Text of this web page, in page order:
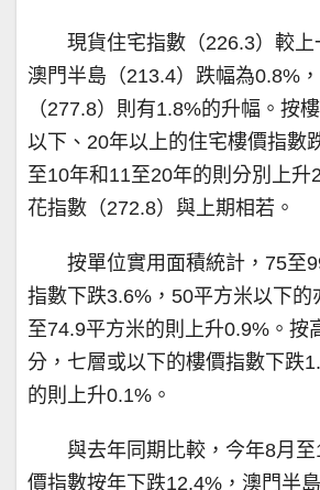
現貨住宅指數（226.3）較上
澳門半島（213.4）跌幅為0.8%
（277.8）則有1.8%的升幅。按
以下、20年以上的住宅樓價指數
至10年和11至20年的則分別上升
花指數（272.8）與上期相若。
按單位實用面積統計，75至
指數下跌3.6%，50平方米以下的
至74.9平方米的則上升0.9%。按
分，七層或以下的樓價指數下跌
的則上升0.1%。
與去年同期比較，今年8月
價指數按年下跌12.4%，澳門半